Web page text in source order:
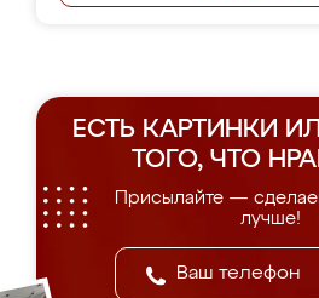
ЕСТЬ КАРТИНКИ
ТОГО, ЧТО
Присылайте —
лучше!